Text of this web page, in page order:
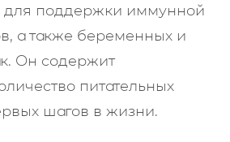
для поддержки иммунной
а также беременных и
Он содержит
питательных
шагов в жизни.